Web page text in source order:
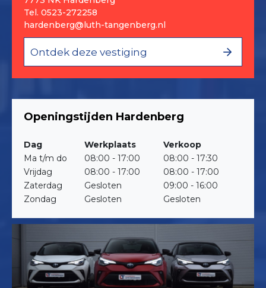
Tel. 0523-272258
hardenberg@luth-tangenberg.nl
Ontdek deze vestiging
Openingstijden Hardenberg
Dag Werkplaats
Verkoop
Ma t/m do
08:00 - 17:00
08:00 - 17:30
Vrijdag
08:00 - 17:00
08:00 - 17:00
Zaterdag
Gesloten
09:00 - 16:00
Zondag
Gesloten Gesloten